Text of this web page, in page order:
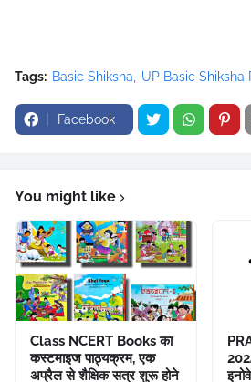
Tags: Basic Shiksha UP Basic Shiksha
Facebook
You might like
Class NCERT Books का
कस्टमाइज पाठ्यक्रम, एक
अप्रैल से शैक्षिक सत्र शुरू होने